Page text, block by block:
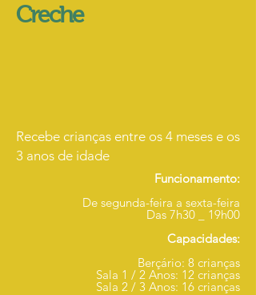
Creche
Recebe crianças entre os 4 meses e os
3 anos de idade
Funcionamento:
De segunda-feira a sexta-feira
Das 7h30 _ 19h00
Capacidades:
Berçário: 8 crianças
Sala 1 / 2 Anos: 12 crianças
Sala 2 / 3 Anos: 16 crianças